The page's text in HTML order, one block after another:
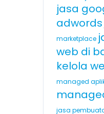
jasa
adwords
marketplace
web di
kelola
managed
jasa